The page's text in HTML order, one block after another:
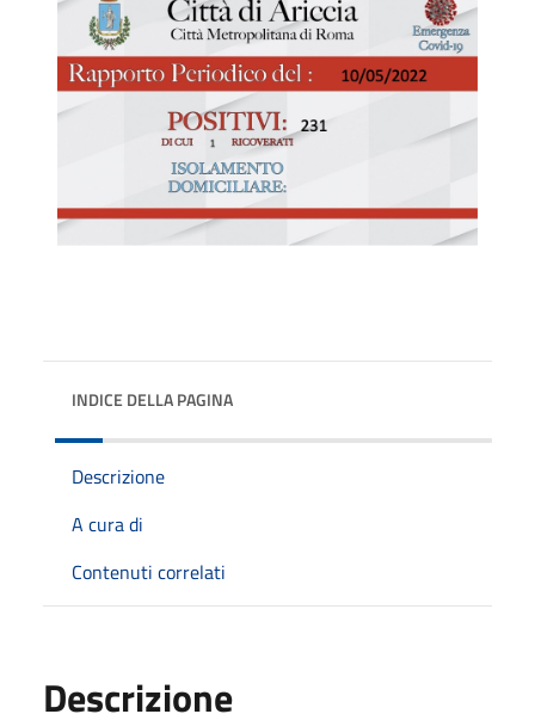
INDICE DELLA PAGINA
Descrizione
A cura di
Contenuti correlati
Descrizione